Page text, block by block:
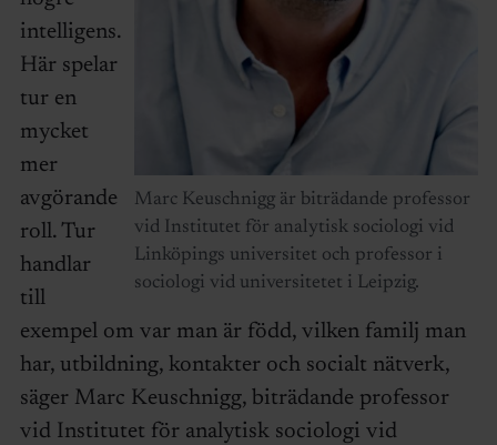
Marc Keuschnigg är biträdande professor
vid Institutet för analytisk sociologi vid
Linköpings universitet och professor i
sociologi vid universitetet i Leipzig.
intelligens.
Här spelar
tur en
mycket
mer
avgörande
roll. Tur
handlar
till
exempel om var man är född, vilken familj man
har, utbildning, kontakter och socialt nätverk,
säger Marc Keuschnigg, biträdande professor
vid Institutet för analytisk sociologi vid